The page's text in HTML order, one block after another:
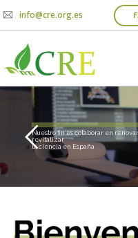
info@cre.org.es
QUIENES SOMOS
PROYECTOS
NOTICIAS Y AGENDA
INFORME IRICIE
CONTACTO
R Profesional de
Científicos Retornados
Nuestro fin es colaborar en
revitalizar
la ciencia en España